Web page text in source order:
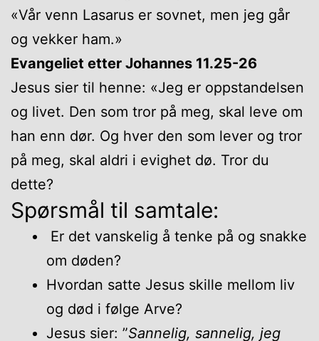
«Vår venn Lasarus er sovnet, men jeg går
og vekker ham.»
Evangeliet etter Johannes 11.25-26
Jesus sier til henne: «Jeg er oppstandelsen
og livet. Den som tror på meg, skal leve om
han enn dør. Og hver den som lever og tror
på meg, skal aldri i evighet dø. Tror du
dette?
Spørsmål til samtale:
Er det vanskelig å tenke på og snakke
om døden?
Hvordan satte Jesus skille mellom liv
og død i følge Arve?
Jesus sier: ”Sannelig, sannelig, jeg